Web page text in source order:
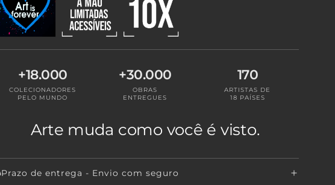
D
.
.
+18.000
COLECIONADORES
PELO MUNDO
+30.000
OBRAS
ENTREGUES
170
ARTISTAS DE
18 PAÍSES
Arte muda como você é visto.
Prazo de entrega - Envio com seguro